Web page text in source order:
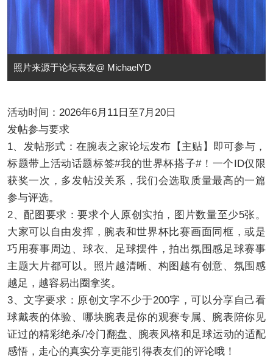
照片来源于论坛表友@ MichaelYD
活动时间：2026年6月11日至7月20日
发帖参与要求
1、发帖形式：在腕表之家论坛发布【主贴】即可参与，
标题带上活动话题标签#我的世界杯搭子#！一个ID仅限
获奖一次，多发帖没关系，我们会选取质量最高的一篇
参与评选。
2、配图要求：要求个人原创实拍，图片数量至少5张。
大家可以自由发挥，腕表和世界杯比赛画面同框，或是
巧用赛事周边、球衣、足球摆件，拍出氛围感足球赛事
主题大片都可以。照片越清晰、构图越有创意、氛围感
越足，越容易出圈拿奖。
3、文字要求：原创文字不少于200字，可以分享自己看
球戴表的体验、哪块腕表是你的观赛专属、腕表陪你见
证过的精彩绝杀/冷门翻盘、腕表风格和足球运动的适配
感悟，走心的真实分享更能引得表友们的评论哦！